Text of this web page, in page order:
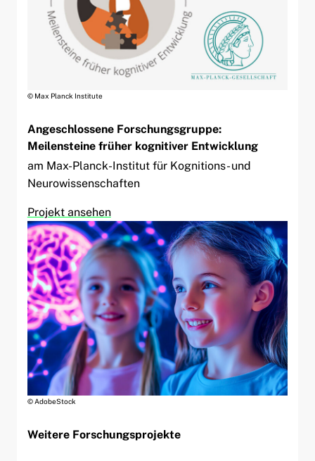
© Max Planck Institute
Angeschlossene Forschungsgruppe:
Meilensteine früher kognitiver Entwicklung
am Max-Planck-Institut für Kognitions- und
Neurowissenschaften
Projekt ansehen
© AdobeStock
Weitere Forschungsprojekte